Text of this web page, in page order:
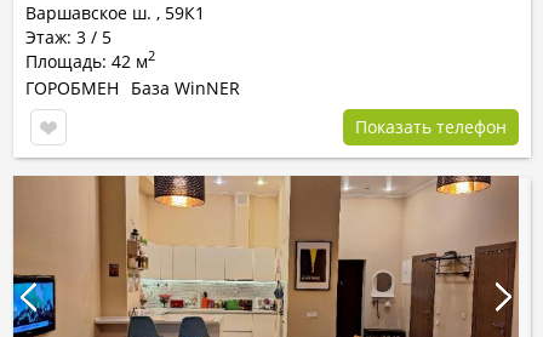
Варшавское ш. , 59К1
Этаж: 3 / 5
Площадь: 42 м2
ГОРОБМЕН
База WinNER
Показать телефон